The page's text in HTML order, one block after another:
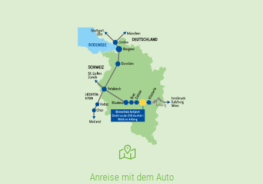
Anreise mit dem Auto